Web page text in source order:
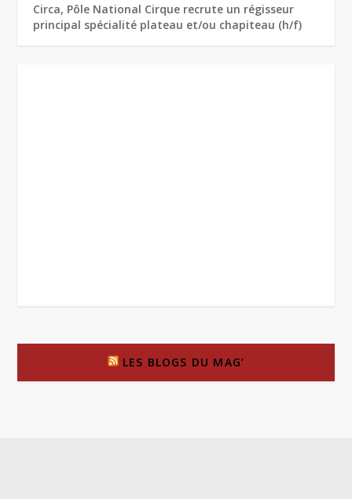
Circa, Pôle National Cirque recrute un régisseur
principal spécialité plateau et/ou chapiteau (h/f)
LES BLOGS DU MAG’